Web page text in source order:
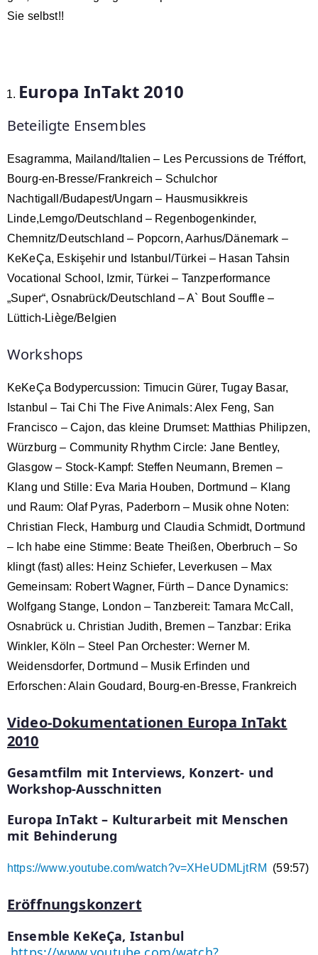
Sie selbst!!
Europa InTakt 2010
Beteiligte Ensembles
Esagramma, Mailand/Italien – Les Percussions de Tréffort,
Bourg-en-Bresse/Frankreich – Schulchor
Nachtigall/Budapest/Ungarn – Hausmusikkreis
Linde,Lemgo/Deutschland – Regenbogenkinder,
Chemnitz/Deutschland – Popcorn, Aarhus/Dänemark –
KeKeÇa, Eskişehir und Istanbul/Türkei – Hasan Tahsin
Vocational School, Izmir, Türkei – Tanzperformance
„Super“, Osnabrück/Deutschland – A` Bout Souffle –
Lüttich-Liège/Belgien
Workshops
KeKeÇa Bodypercussion: Timucin Gürer, Tugay Basar,
Istanbul – Tai Chi The Five Animals: Alex Feng, San
Francisco – Cajon, das kleine Drumset: Matthias Philipzen,
Würzburg – Community Rhythm Circle: Jane Bentley,
Glasgow – Stock-Kampf: Steffen Neumann, Bremen –
Klang und Stille: Eva Maria Houben, Dortmund – Klang
und Raum: Olaf Pyras, Paderborn – Musik ohne Noten:
Christian Fleck, Hamburg und Claudia Schmidt, Dortmund
– Ich habe eine Stimme: Beate Theißen, Oberbruch – So
klingt (fast) alles: Heinz Schiefer, Leverkusen – Max
Gemeinsam: Robert Wagner, Fürth – Dance Dynamics:
Wolfgang Stange, London – Tanzbereit: Tamara McCall,
Osnabrück u. Christian Judith, Bremen – Tanzbar: Erika
Winkler, Köln – Steel Pan Orchester: Werner M.
Weidensdorfer, Dortmund – Musik Erfinden und
Erforschen: Alain Goudard, Bourg-en-Bresse, Frankreich
Video-Dokumentationen Europa InTakt
2010
Gesamtfilm mit Interviews, Konzert- und
Workshop-Ausschnitten
Europa InTakt – Kulturarbeit mit Menschen
mit Behinderung
https://www.youtube.com/watch?v=XHeUDMLjtRM (59:57)
Eröffnungskonzert
Ensemble KeKeÇa, Istanbul